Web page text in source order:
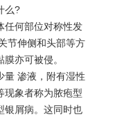
么?
任何部位对称性发
节伸侧和头部等方
亦可被侵。
量 渗液，附有湿性
现象者称为脓疱型
银屑病。这同时也